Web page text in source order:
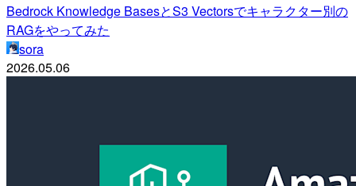
Bedrock Knowledge BasesとS3 Vectorsでキャラクター別の
RAGをやってみた
sora
2026.05.06